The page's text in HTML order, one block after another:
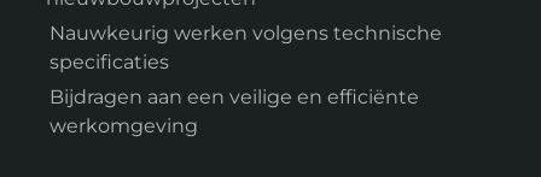
Nauwkeurig werken volgens technische
specificaties
Bijdragen aan een veilige en efficiënte
werkomgeving